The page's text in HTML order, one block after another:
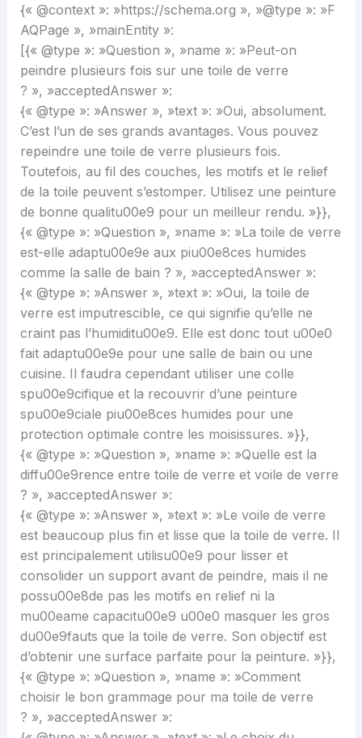
{« @context »: »https://schema.org », »@type »: »F
AQPage », »mainEntity »:
[{« @type »: »Question », »name »: »Peut-on
peindre plusieurs fois sur une toile de verre
? », »acceptedAnswer »:
{« @type »: »Answer », »text »: »Oui, absolument.
C’est l’un de ses grands avantages. Vous pouvez
repeindre une toile de verre plusieurs fois.
Toutefois, au fil des couches, les motifs et le relief
de la toile peuvent s’estomper. Utilisez une peinture
de bonne qualitu00e9 pour un meilleur rendu. »}},
{« @type »: »Question », »name »: »La toile de verre
est-elle adaptu00e9e aux piu00e8ces humides
comme la salle de bain ? », »acceptedAnswer »:
{« @type »: »Answer », »text »: »Oui, la toile de
verre est imputrescible, ce qui signifie qu’elle ne
craint pas l’humiditu00e9. Elle est donc tout u00e0
fait adaptu00e9e pour une salle de bain ou une
cuisine. Il faudra cependant utiliser une colle
spu00e9cifique et la recouvrir d’une peinture
spu00e9ciale piu00e8ces humides pour une
protection optimale contre les moisissures. »}},
{« @type »: »Question », »name »: »Quelle est la
diffu00e9rence entre toile de verre et voile de verre
? », »acceptedAnswer »:
{« @type »: »Answer », »text »: »Le voile de verre
est beaucoup plus fin et lisse que la toile de verre. Il
est principalement utilisu00e9 pour lisser et
consolider un support avant de peindre, mais il ne
possu00e8de pas les motifs en relief ni la
mu00eame capacitu00e9 u00e0 masquer les gros
du00e9fauts que la toile de verre. Son objectif est
d’obtenir une surface parfaite pour la peinture. »}},
{« @type »: »Question », »name »: »Comment
choisir le bon grammage pour ma toile de verre
? », »acceptedAnswer »: